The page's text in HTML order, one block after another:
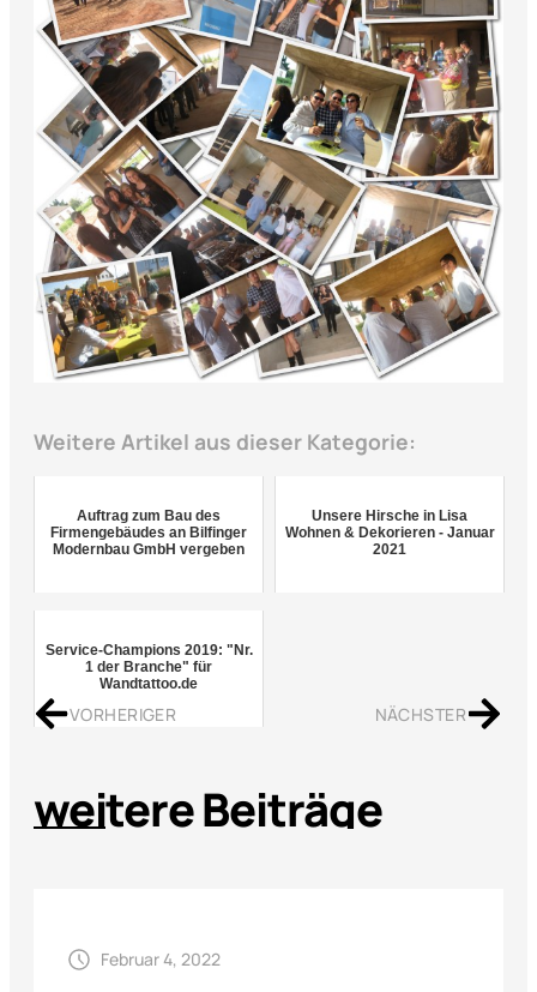
Weitere Artikel aus dieser Kategorie:
Auftrag zum Bau des
Firmengebäudes an Bilfinger
Modernbau GmbH vergeben
Unsere Hirsche in Lisa
Wohnen & Dekorieren - Januar
2021
Service-Champions 2019: "Nr.
1 der Branche" für
Wandtattoo.de
VORHERIGER NÄCHSTER
weitere Beiträge
Februar 4, 2022